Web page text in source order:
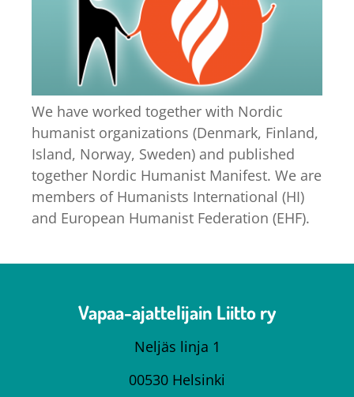
We have worked together with Nordic
humanist organizations (Denmark, Finland,
Island, Norway, Sweden) and published
together Nordic Humanist Manifest. We are
members of Humanists International (HI)
and European Humanist Federation (EHF).
Vapaa-ajattelijain Liitto ry
Neljäs linja 1
00530 Helsinki